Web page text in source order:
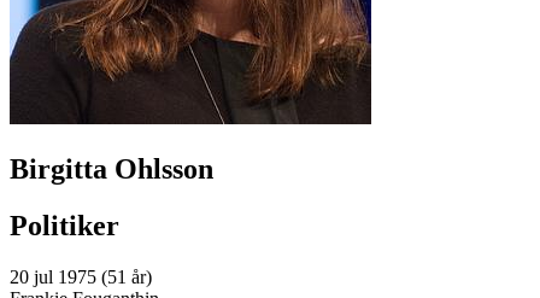
Birgitta Ohlsson
Politiker
20 jul 1975 (51 år)